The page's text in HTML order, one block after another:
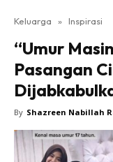
Keluarga » Inspirasi
“Umur
Pasangan
By Shazreen Nabillah